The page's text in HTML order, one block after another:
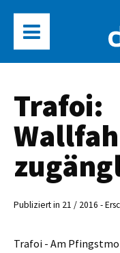
Trafoi:
Publiziert in 21 / 2016 -
Trafoi - Am